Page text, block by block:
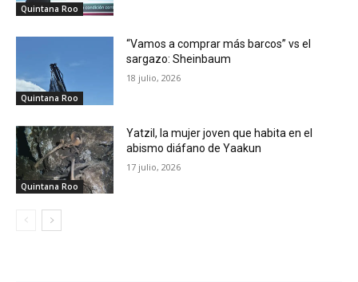
Quintana Roo
Quintana Roo
“Vamos a comprar más barcos” vs el
sargazo: Sheinbaum
18 julio, 2026
Quintana Roo
Yatzil, la mujer joven que habita en el
abismo diáfano de Yaakun
17 julio, 2026